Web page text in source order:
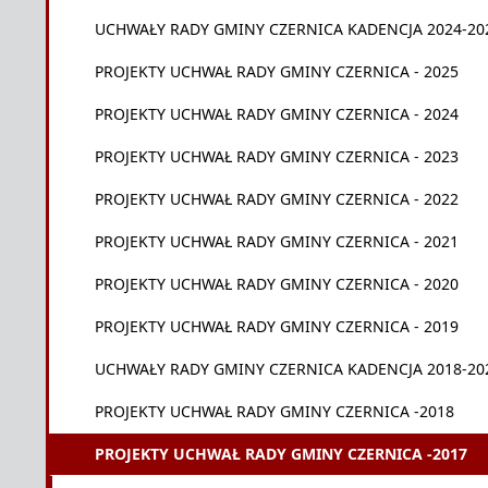
UCHWAŁY RADY GMINY CZERNICA KADENCJA 2024-
PROJEKTY UCHWAŁ RADY GMINY CZERNICA - 2025
PROJEKTY UCHWAŁ RADY GMINY CZERNICA - 2024
PROJEKTY UCHWAŁ RADY GMINY CZERNICA - 2023
PROJEKTY UCHWAŁ RADY GMINY CZERNICA - 2022
PROJEKTY UCHWAŁ RADY GMINY CZERNICA - 2021
PROJEKTY UCHWAŁ RADY GMINY CZERNICA - 2020
PROJEKTY UCHWAŁ RADY GMINY CZERNICA - 2019
UCHWAŁY RADY GMINY CZERNICA KADENCJA 2018-
PROJEKTY UCHWAŁ RADY GMINY CZERNICA -2018
PROJEKTY UCHWAŁ RADY GMINY CZERNICA -2017